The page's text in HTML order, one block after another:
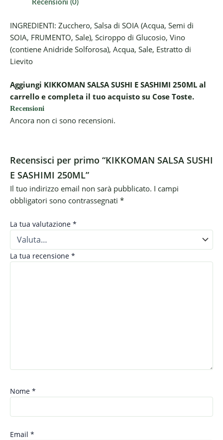
Recensioni (0)
INGREDIENTI: Zucchero, Salsa di SOIA (Acqua, Semi di
SOIA, FRUMENTO, Sale), Sciroppo di Glucosio, Vino
(contiene Anidride Solforosa), Acqua, Sale, Estratto di
Lievito
Aggiungi KIKKOMAN SALSA SUSHI E SASHIMI 250ML al
carrello e completa il tuo acquisto su Cose Toste.
Recensioni
Ancora non ci sono recensioni.
Recensisci per primo “KIKKOMAN SALSA SUSHI
E SASHIMI 250ML”
Il tuo indirizzo email non sarà pubblicato. I campi
obbligatori sono contrassegnati *
La tua valutazione *
La tua recensione *
Nome *
Email *